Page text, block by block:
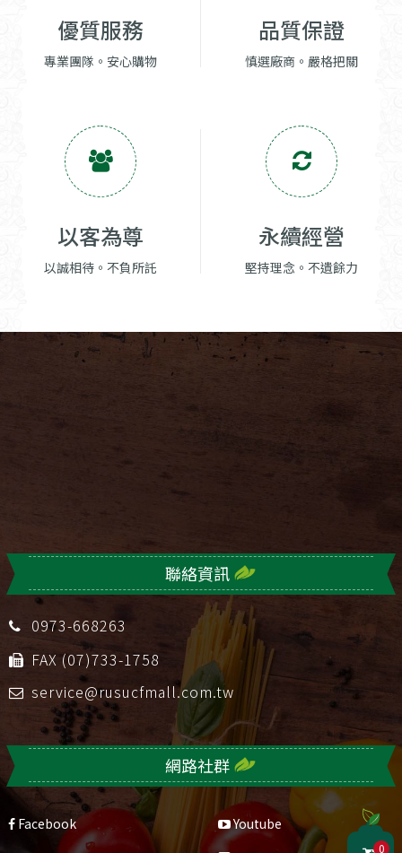
優質服務
專業團隊。安心購物
品質保證
慎選廠商。嚴格把關
以客為尊
以誠相待。不負所託
永續經營
堅持理念。不遺餘力
聯絡資訊
0973-668263
FAX (07)733-1758
service@rusucfmall.com.tw
網路社群
Facebook
Youtube
0